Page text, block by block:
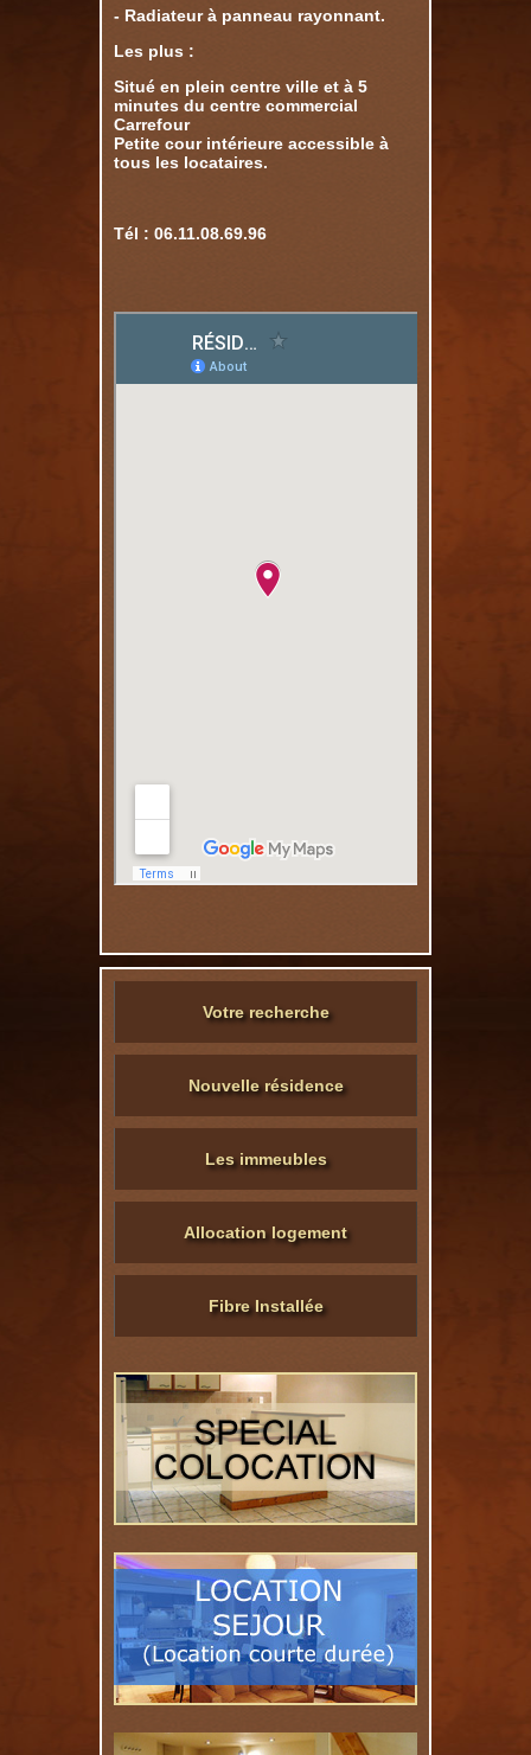
- Radiateur à panneau rayonnant.
Les plus :
Situé en plein centre ville et à 5
minutes du centre commercial
Carrefour
Petite cour intérieure accessible à
tous les locataires.
Tél : 06.11.08.69.96
Votre recherche
Nouvelle résidence
Les immeubles
Allocation logement
Fibre Installée